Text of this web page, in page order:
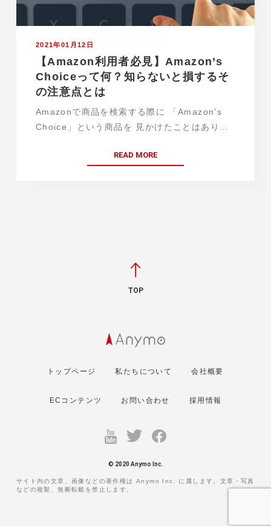
2021年01月12日
【Amazon利用者必見】Amazon’s
Choiceって何？知らないと損するそ
の注意点とは
Amazonで商品を検索する際に 「Amazon’s
Choice」という商品を 見かけたことはありま
クが わかりやすい位置にあるので 見…
READ MORE
TOP
トップページ 私たちについて 会社概要
ECコンテンツ お問い合わせ 採用情報
© 2020 Anymo Inc.
サイト内の文章、画像などの著作権は Anymo Inc. に属します。文章・写真
などの複製、無断転載を禁止します。